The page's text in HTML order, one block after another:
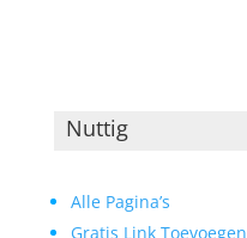
Nuttig
Alle Pagina’s
Gratis Link Toevoegen